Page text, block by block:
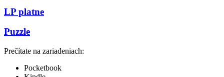
LP platne
Puzzle
Prečítate na zariadeniach:
Pocketbook